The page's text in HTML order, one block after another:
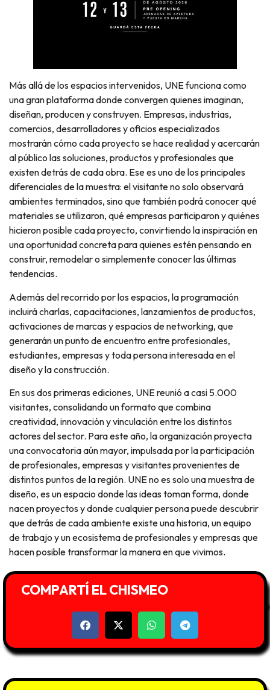
Más allá de los espacios intervenidos, UNE funciona como
una gran plataforma donde convergen quienes imaginan,
diseñan, producen y construyen. Empresas, industrias,
comercios, desarrolladores y oficios especializados
mostrarán cómo cada proyecto se hace realidad y acercarán
al público las soluciones, productos y profesionales que
existen detrás de cada obra. Ese es uno de los principales
diferenciales de la muestra: el visitante no solo observará
ambientes terminados, sino que también podrá conocer qué
materiales se utilizaron, qué empresas participaron y quiénes
hicieron posible cada proyecto, convirtiendo la inspiración en
una oportunidad concreta para quienes estén pensando en
construir, remodelar o simplemente conocer las últimas
tendencias.
Además del recorrido por los espacios, la programación
incluirá charlas, capacitaciones, lanzamientos de productos,
activaciones de marcas y espacios de networking, que
generarán un punto de encuentro entre profesionales,
estudiantes, empresas y toda persona interesada en el
diseño y la construcción.
En sus dos primeras ediciones, UNE reunió a casi 5.000
visitantes, consolidando un formato que combina
creatividad, innovación y vinculación entre los distintos
actores del sector. Para este año, la organización proyecta
una convocatoria aún mayor, impulsada por la participación
de profesionales, empresas y visitantes provenientes de
distintos puntos de la región. UNE no es solo una muestra de
diseño, es un espacio donde las ideas toman forma, donde
nacen proyectos y donde cualquier persona puede descubrir
que detrás de cada ambiente existe una historia, un equipo
de trabajo y un ecosistema de profesionales y empresas que
hacen posible transformar la manera en que vivimos.
COMPARTÍ EL CHISMEO